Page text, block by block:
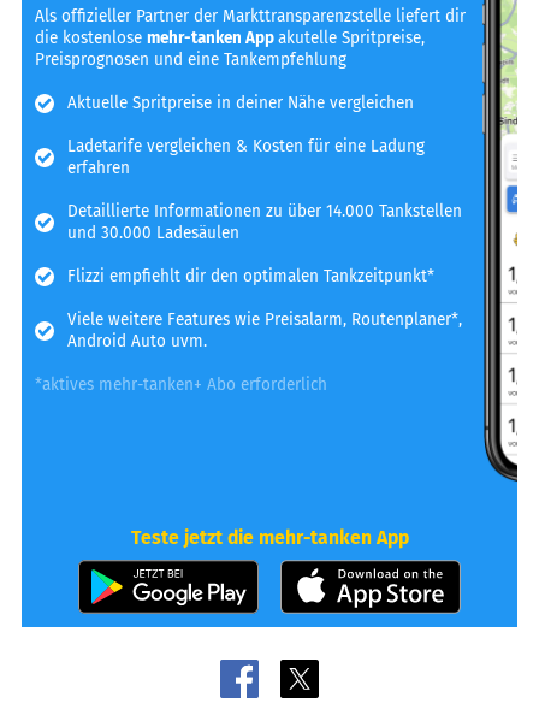
Als offizieller Partner der Markttransparenzstelle liefert dir
die kostenlosemehr-tanken Appakutelle Spritpreise,
Preisprognosen und eine Tankempfehlung
Aktuelle Spritpreise in deiner Nähe vergleichen
Ladetarife vergleichen & Kosten für eine Ladung
erfahren
Detaillierte Informationen zu über 14.000 Tankstellen
und 30.000 Ladesäulen
Flizzi empfiehlt dir den optimalen Tankzeitpunkt*
Viele weitere Features wie Preisalarm, Routenplaner*,
Android Auto uvm.
*aktives mehr-tanken+ Abo erforderlich
Teste jetzt die mehr-tanken App